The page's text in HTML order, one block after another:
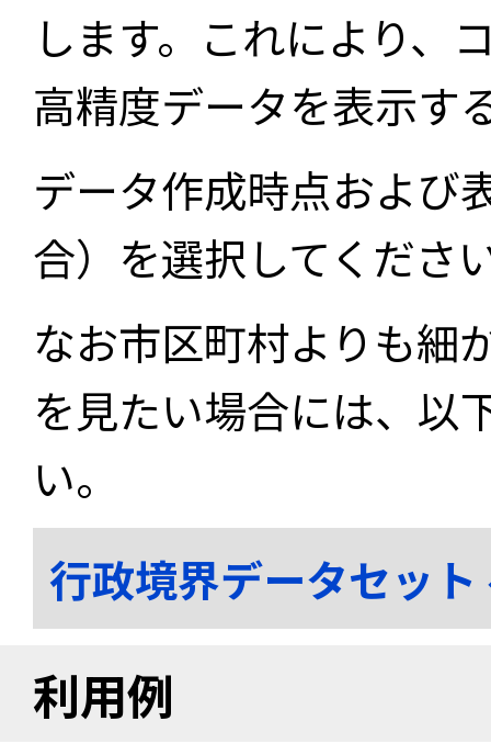
します。これにより、
高精度データを表示す
データ作成時点および
合）を選択してくださ
なお市区町村よりも細
を見たい場合には、以
い。
行政境界データセッ
利用例